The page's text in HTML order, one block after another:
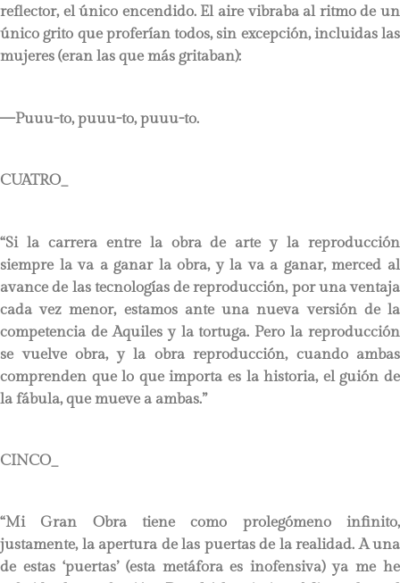
reflector, el único encendido. El aire vibraba al ritmo de un
único grito que proferían todos, sin excepción, incluidas las
mujeres (eran las que más gritaban):
—Puuu-to, puuu-to, puuu-to.
CUATRO_
“Si la carrera entre la obra de arte y la reproducción
siempre la va a ganar la obra, y la va a ganar, merced al
avance de las tecnologías de reproducción, por una ventaja
cada vez menor, estamos ante una nueva versión de la
competencia de Aquiles y la tortuga. Pero la reproducción
se vuelve obra, y la obra reproducción, cuando ambas
comprenden que lo que importa es la historia, el guión de
la fábula, que mueve a ambas.”
CINCO_
“Mi Gran Obra tiene como prolegómeno infinito,
justamente, la apertura de las puertas de la realidad. A una
de estas ‘puertas’ (esta metáfora es inofensiva) ya me he